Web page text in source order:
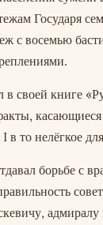
Государя
с восемью
своей книге
касающиеся
в то нелёгкое
борьбе с